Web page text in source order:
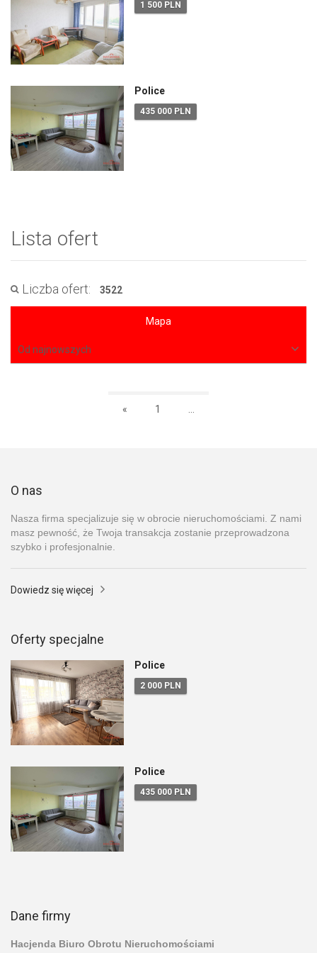
1 500 PLN
Police
435 000 PLN
Lista ofert
Liczba ofert: 3522
Mapa
Od najnowszych
« 1
O nas
Nasza firma specjalizuje się w obrocie nieruchomościami. Z nami
masz pewność, że Twoja transakcja zostanie przeprowadzona
szybko i profesjonalnie.
Dowiedz się więcej
Oferty specjalne
Police
2 000 PLN
Police
435 000 PLN
Dane firmy
Hacjenda Biuro Obrotu Nieruchomościami